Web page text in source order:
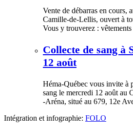
Vente de débarras en cours,
Camille-de-Lellis, ouvert à
Vous y trouverez :
Collecte de sang à
12 août
Héma-Québec vous invite à
sang le mercredi 12 août au
-Aréna, situé au 679, 12e
Intégration et infographie: FOLO